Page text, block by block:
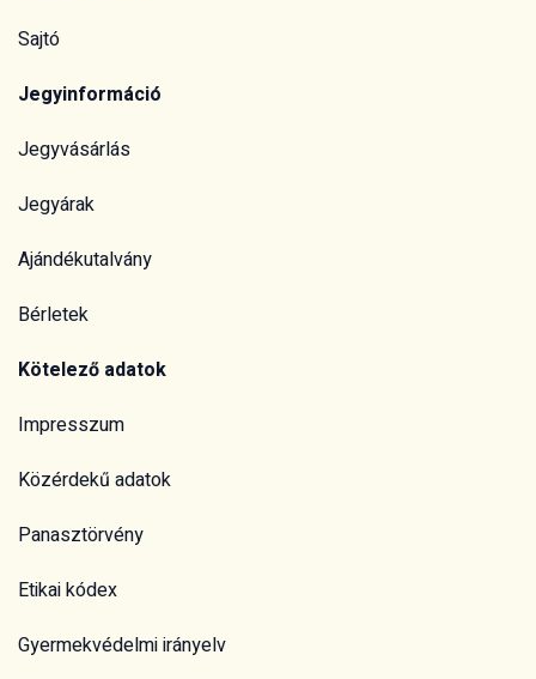
Sajtó
Jegyinformáció
Jegyvásárlás
Jegyárak
Ajándékutalvány
Bérletek
Kötelező adatok
Impresszum
Közérdekű adatok
Panasztörvény
Etikai kódex
Gyermekvédelmi irányelv